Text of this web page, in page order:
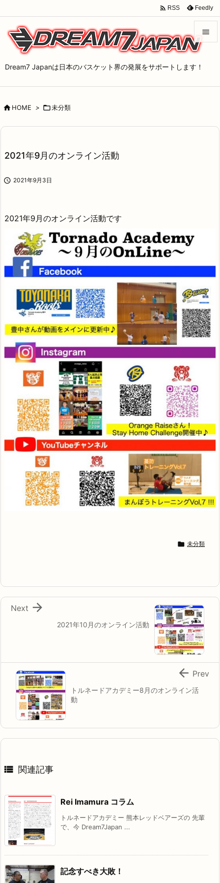
Dream7 Japanは日本のバスケット界の発展をサポートします！


サイド

 RSS Feedly
HOME > 未分類
2021年9月のオンライン活動
 2021年9月3日
2021年9月のオンライン活動です
 未分類
2021年10月のオンライン活動

Next
トルネードアカデミー8月のオンライン活
動
 Prev
 関連記事
Rei Imamura コラム
トルネードアカデミー 熊本レッドベアーズの 先輩
で、今 Dream7Japan ...
記念すべき大敗！